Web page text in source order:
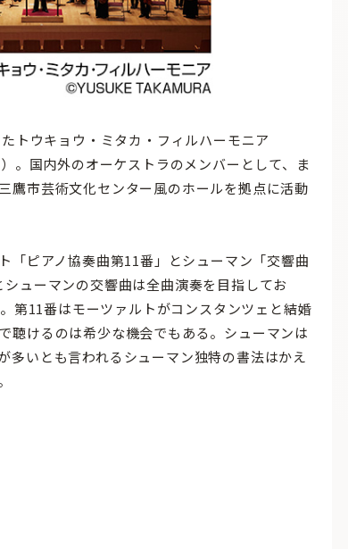
トウキョウ・ミタカ・フィルハーモニア
。国内外のオーケストラのメンバーとして、ま
鷹市芸術文化センター風のホールを拠点に活動
ピアノ協奏曲第11番」とシューマン「交響曲
ューマンの交響曲は全曲演奏を目指してお
第11番はモーツァルトがコンスタンツェと結婚
聴けるのは希少な機会でもある。シューマンは
多いとも言われるシューマン独特の書法はかえ